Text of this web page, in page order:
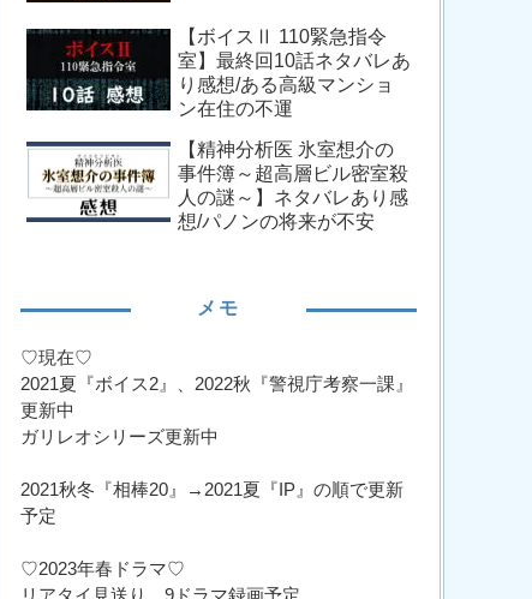
【ボイスⅡ 110緊急指令
室】最終回10話ネタバレあ
り感想/ある高級マンショ
ン在住の不運
【精神分析医 氷室想介の
事件簿～超高層ビル密室殺
人の謎～】ネタバレあり感
想/パノンの将来が不安
メモ
♡現在♡
2021夏『ボイス2』、2022秋『警視庁考察一課』
更新中
ガリレオシリーズ更新中
2021秋冬『相棒20』→2021夏『IP』の順で更新
予定
♡2023年春ドラマ♡
リアタイ見送り、9ドラマ録画予定